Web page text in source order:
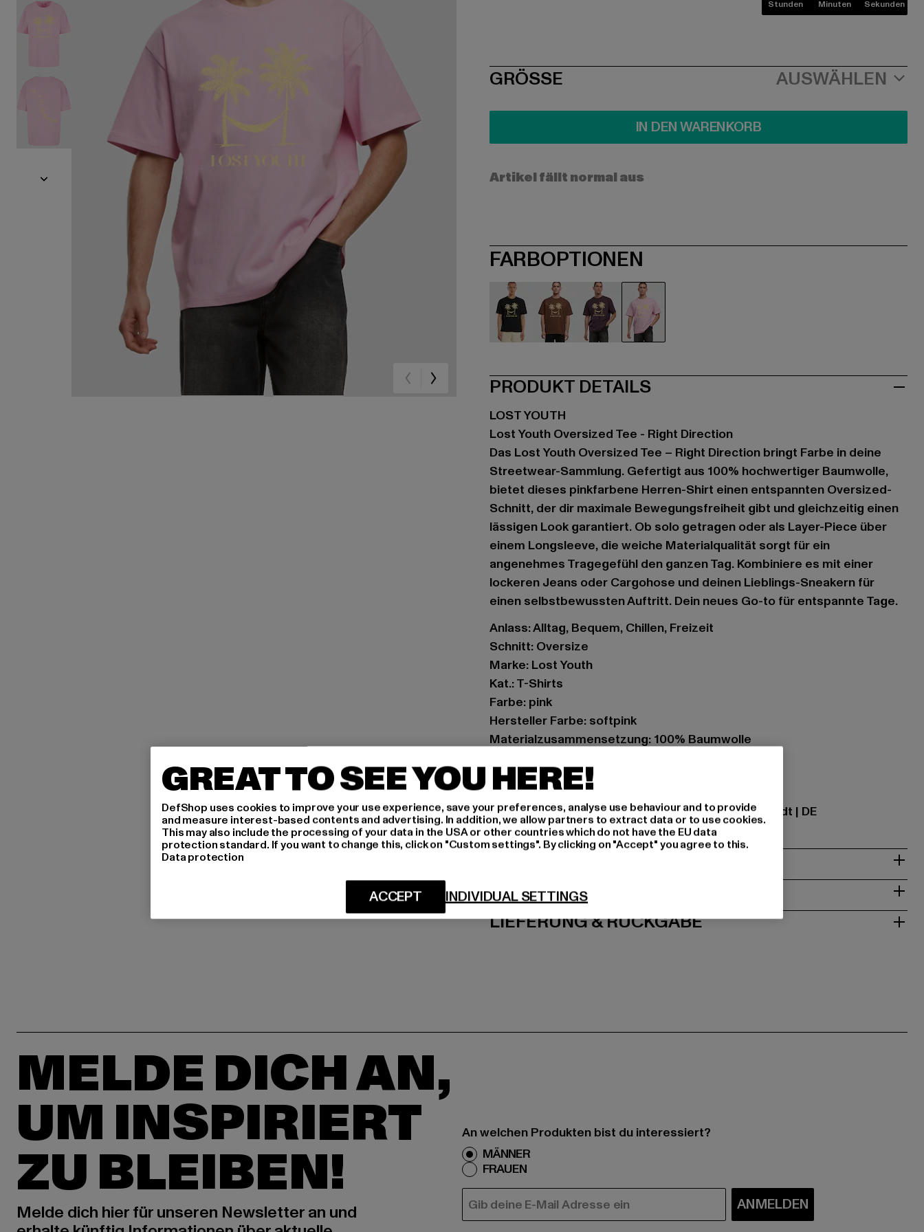
Stunden Minuten Sekunden
SIZE
GRÖSSE AUSWÄHLEN
IN DEN WARENKORB
Artikel fällt normal aus
FARBOPTIONEN
PRODUKT DETAILS
LOST YOUTH
Lost Youth Oversized Tee - Right Direction
Das Lost Youth Oversized Tee – Right Direction bringt Farbe in deine
Streetwear-Sammlung. Gefertigt aus 100% hochwertiger Baumwolle,
bietet dieses pinkfarbene Herren-Shirt einen entspannten Oversized-
Schnitt, der dir maximale Bewegungsfreiheit gibt und gleichzeitig einen
lässigen Look garantiert. Ob solo getragen oder als Layer-Piece über
einem Longsleeve, die weiche Materialqualität sorgt für ein
angenehmes Tragegefühl den ganzen Tag. Kombiniere es mit einer
lockeren Jeans oder Cargohose und deinen Lieblings-Sneakern für
einen selbstbewussten Auftritt. Dein neues Go-to für entspannte Tage.
Anlass: Alltag, Bequem, Chillen, Freizeit
Schnitt: Oversize
Marke: Lost Youth
Kat.: T-Shirts
Farbe: pink
Hersteller Farbe: softpink
Materialzusammensetzung: 100% Baumwolle
Hersteller: TB International GmbH |
Dr.-Robert-Murjahn-Straße 7 | 64372 Ober-Ramstadt | DE
PFLEGEHINWEISE
LIEFERUNG & RÜCKGABE
MELDE DICH AN,
UM INSPIRIERT
ZU BLEIBEN!
Melde dich hier für unseren Newsletter an und
An welchen Produkten bist du interessiert?
MÄNNER
FRAUEN
E-MAIL ANMELDEN
GREAT TO SEE YOU HERE!
DefShop uses cookies to improve your use experience, save your preferences, analyse use behaviour and to provide
and measure interest-based contents and advertising. In addition, we allow partners to extract data or to use cookies.
This may also include the processing of your data in the USA or other countries which do not have the EU data
protection standard. If you want to change this, click on "Custom settings". By clicking on "Accept" you agree to this.
Data protection
INDIVIDUAL SETTINGS
ACCEPT